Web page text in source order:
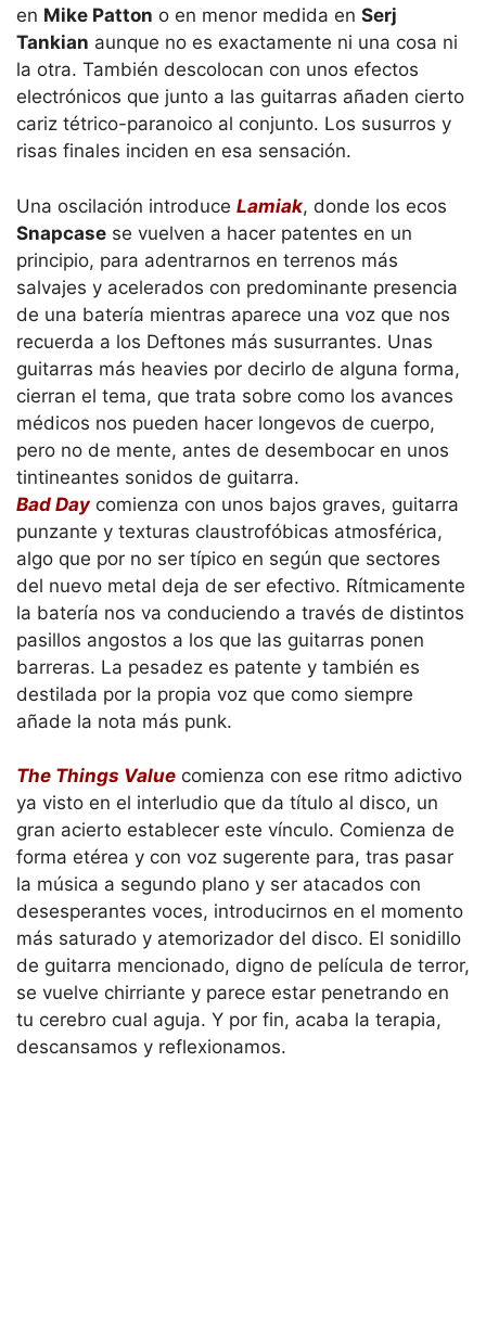
en Mike Patton o en menor medida en Serj
Tankian aunque no es exactamente ni una cosa ni
la otra. También descolocan con unos efectos
electrónicos que junto a las guitarras añaden cierto
cariz tétrico-paranoico al conjunto. Los susurros y
risas finales inciden en esa sensación.
Una oscilación introduce Lamiak, donde los ecos
Snapcase se vuelven a hacer patentes en un
principio, para adentrarnos en terrenos más
salvajes y acelerados con predominante presencia
de una batería mientras aparece una voz que nos
recuerda a los Deftones más susurrantes. Unas
guitarras más heavies por decirlo de alguna forma,
cierran el tema, que trata sobre como los avances
médicos nos pueden hacer longevos de cuerpo,
pero no de mente, antes de desembocar en unos
tintineantes sonidos de guitarra.
Bad Daycomienza con unos bajos graves, guitarra
punzante y texturas claustrofóbicas atmosférica,
algo que por no ser típico en según que sectores
del nuevo metal deja de ser efectivo. Rítmicamente
la batería nos va conduciendo a través de distintos
pasillos angostos a los que las guitarras ponen
barreras. La pesadez es patente y también es
destilada por la propia voz que como siempre
añade la nota más punk.
The Things Value comienza con ese ritmo adictivo
ya visto en el interludio que da título al disco, un
gran acierto establecer este vínculo. Comienza de
forma etérea y con voz sugerente para, tras pasar
la música a segundo plano y ser atacados con
desesperantes voces, introducirnos en el momento
más saturado y atemorizador del disco. El sonidillo
de guitarra mencionado, digno de película de terror,
se vuelve chirriante y parece estar penetrando en
tu cerebro cual aguja. Y por fin, acaba la terapia,
descansamos y reflexionamos.